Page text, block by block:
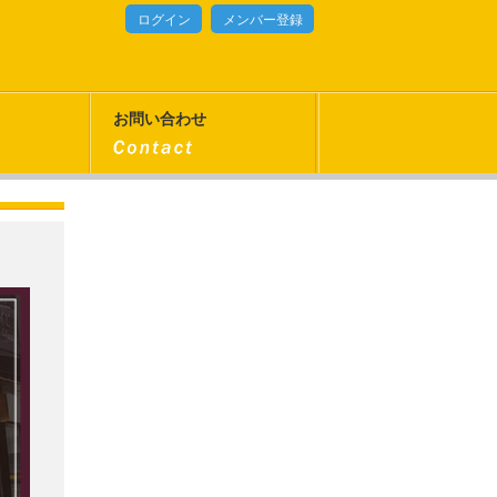
ログイン メンバー登録
お問い合わせ